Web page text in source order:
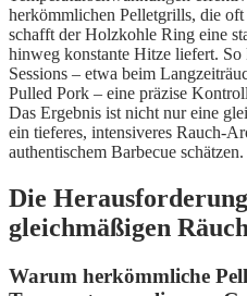
herkömmlichen Pelletgrills, die
schafft der Holzkohle Ring eine
hinweg konstante Hitze liefert. So
Sessions – etwa beim
Pulled Pork – eine präzise
Das Ergebnis ist nicht nur eine
ein tieferes, intensiveres Rauch-
authentischem Barbecue schätzen.
Die
gleichmäßigen
Warum herkömmliche